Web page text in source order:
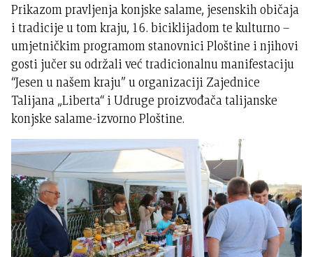
Prikazom pravljenja konjske salame, jesenskih običaja
i tradicije u tom kraju, 16. biciklijadom te kulturno –
umjetničkim programom stanovnici Ploštine i njihovi
gosti jučer su održali već tradicionalnu manifestaciju
“Jesen u našem kraju” u organizaciji Zajednice
Talijana „Liberta“ i Udruge proizvođača talijanske
konjske salame-izvorno Ploštine.